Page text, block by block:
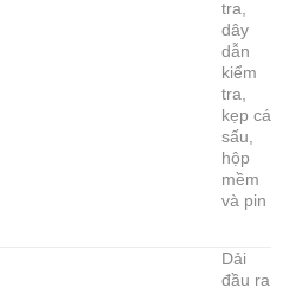
tra,
dây
dẫn
kiểm
tra,
kẹp cá
sấu,
hộp
mềm
và pin
Dải
đầu ra